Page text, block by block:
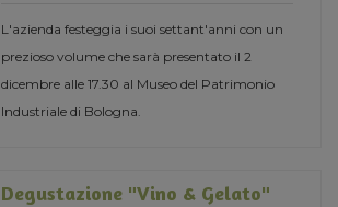
L'azienda festeggia i suoi settant'anni con un
prezioso volume che sarà presentato il 2
dicembre alle 17.30 al Museo del Patrimonio
Industriale di Bologna.
Degustazione "Vino & Gelato"